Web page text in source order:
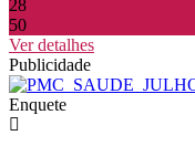
28
50
Ver detalhes
Publicidade
Enquete